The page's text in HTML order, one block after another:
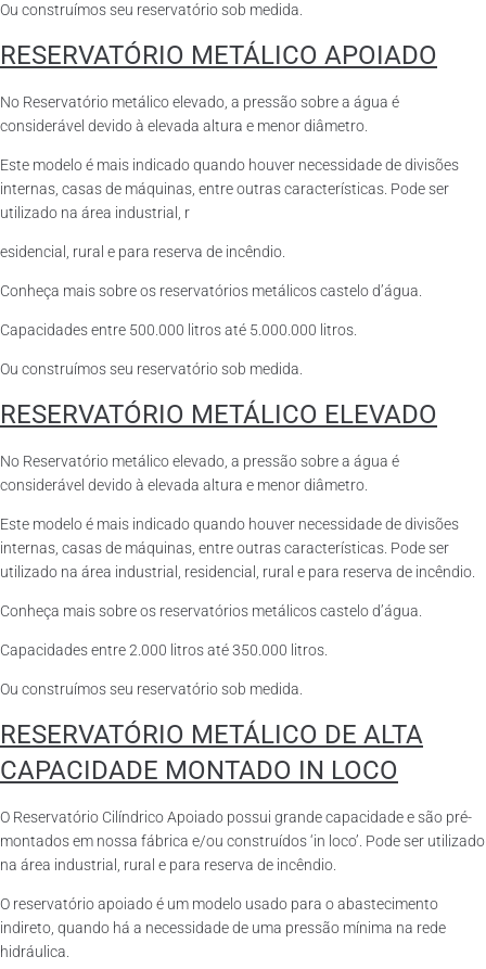
Ou construímos seu reservatório sob medida.
RESERVATÓRIO METÁLICO APOIADO
No Reservatório metálico elevado, a pressão sobre a água é
considerável devido à elevada altura e menor diâmetro.
Este modelo é mais indicado quando houver necessidade de divisões
internas, casas de máquinas, entre outras características. Pode ser
utilizado na área industrial, r
esidencial, rural e para reserva de incêndio.
Conheça mais sobre os reservatórios metálicos castelo d’água.
Capacidades entre 500.000 litros até 5.000.000 litros.
Ou construímos seu reservatório sob medida.
RESERVATÓRIO METÁLICO ELEVADO
No Reservatório metálico elevado, a pressão sobre a água é
considerável devido à elevada altura e menor diâmetro.
Este modelo é mais indicado quando houver necessidade de divisões
internas, casas de máquinas, entre outras características. Pode ser
utilizado na área industrial, residencial, rural e para reserva de incêndio.
Conheça mais sobre os reservatórios metálicos castelo d’água.
Capacidades entre 2.000 litros até 350.000 litros.
Ou construímos seu reservatório sob medida.
RESERVATÓRIO METÁLICO DE ALTA
CAPACIDADE MONTADO IN LOCO
O Reservatório Cilíndrico Apoiado possui grande capacidade e são pré-
montados em nossa fábrica e/ou construídos ‘in loco’. Pode ser utilizado
na área industrial, rural e para reserva de incêndio.
O reservatório apoiado é um modelo usado para o abastecimento
indireto, quando há a necessidade de uma pressão mínima na rede
hidráulica.